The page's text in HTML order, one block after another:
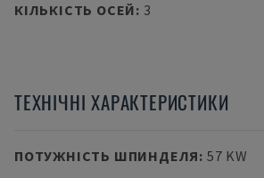
КІЛЬКІСТЬ ОСЕЙ: 3
ТЕХНІЧНІ ХАРАКТЕРИСТИКИ
ПОТУЖНІСТЬ ШПИНДЕЛЯ: 57 KW